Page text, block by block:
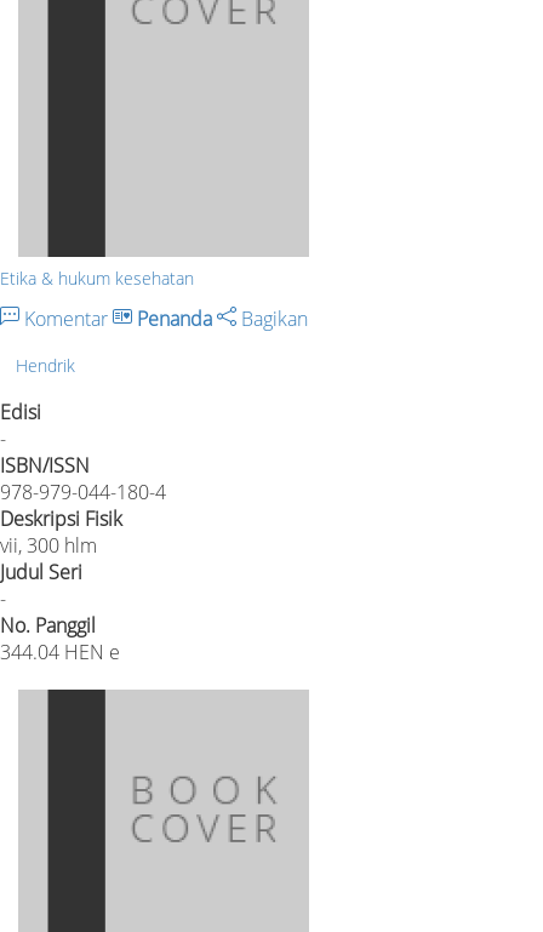
Etika & hukum kesehatan
Komentar Penanda Bagikan
Hendrik
Edisi
-
ISBN/ISSN
978-979-044-180-4
Deskripsi Fisik
vii, 300 hlm
Judul Seri
-
No. Panggil
344.04 HEN e